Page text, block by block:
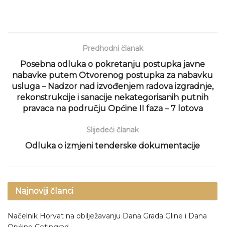
Predhodni članak
Posebna odluka o pokretanju postupka javne
nabavke putem Otvorenog postupka za nabavku
usluga – Nadzor nad izvođenjem radova izgradnje,
rekonstrukcije i sanacije nekategorisanih putnih
pravaca na području Općine II faza – 7 lotova
Slijedeći članak
Odluka o izmjeni tenderske dokumentacije
Najnoviji članci
Načelnik Horvat na obilježavanju Dana Grada Gline i Dana